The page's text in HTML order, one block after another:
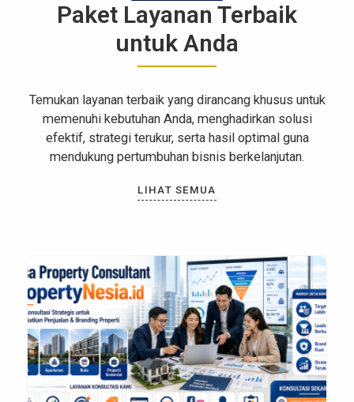
Paket Layanan Terbaik
untuk Anda
Temukan layanan terbaik yang dirancang khusus untuk
memenuhi kebutuhan Anda, menghadirkan solusi
efektif, strategi terukur, serta hasil optimal guna
mendukung pertumbuhan bisnis berkelanjutan.
LIHAT SEMUA